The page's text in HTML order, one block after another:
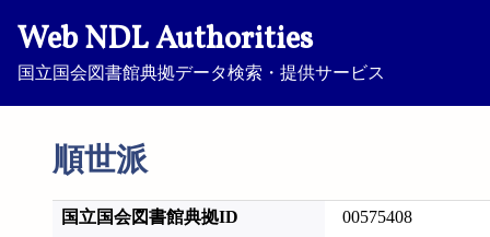
Web NDL Authorities
国立国会図書館典拠データ検索・提供サービス
順世派
国立国会図書館典拠ID 00575408